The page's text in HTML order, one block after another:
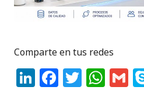
Comparte en tus redes
Li F T W G